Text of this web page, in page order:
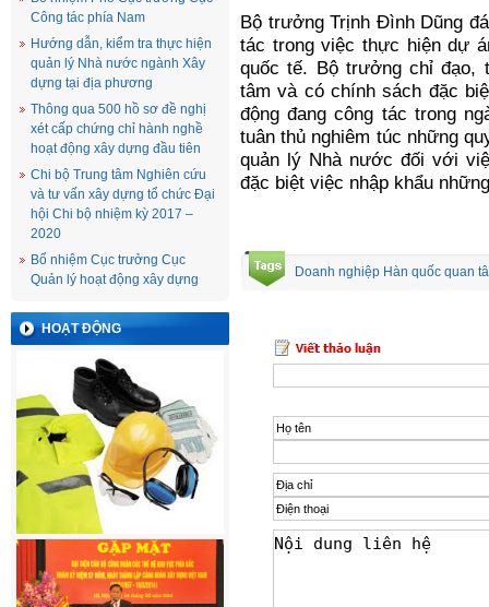
Công tác phía Nam
Hướng dẫn, kiểm tra thực hiện
quản lý Nhà nước ngành Xây
dựng tại địa phương
Thông qua 500 hồ sơ đề nghị
xét cấp chứng chỉ hành nghề
hoạt động xây dựng đầu tiên
Chi bộ Trung tâm Nghiên cứu
và tư vấn xây dựng tổ chức Đại
hội Chi bộ nhiệm kỳ 2017 –
2020
Bổ nhiệm Cục trưởng Cục
Quản lý hoạt động xây dựng
HOẠT ĐỘNG
Bộ trưởng Trịnh Đình Dũng
tác trong việc thực hiện dự
quốc tế. Bộ trưởng chỉ đạo,
tâm và có chính sách đặc
động đang công tác trong
tuân thủ nghiêm túc những
quản lý Nhà nước đối với
đặc biệt việc nhập khẩu
Doanh nghiệp Hàn quốc quan